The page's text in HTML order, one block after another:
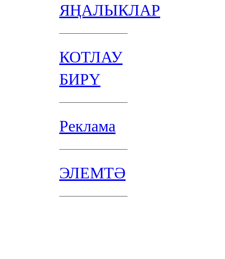
ЯҢАЛЫКЛАР
КОТЛАУ
БИРҮ
Реклама
ЭЛЕМТӘ